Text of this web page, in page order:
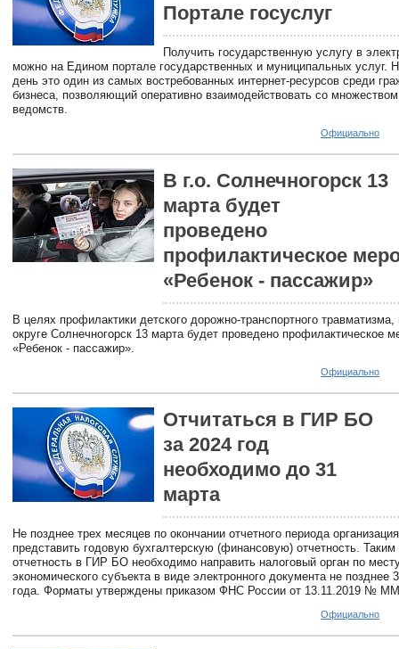
Портале госyслуг
Получить государственную услугу в
можно на Едином портале государственных и муниципальных услуг.
день это один из самых востребованных интернет-ресурсов среди
бизнеса, позволяющий оперативно взаимодействовать со
ведомств.
Официально
В г.о. Солнечногорск 13
марта будет
проведено
профилактическое
«Ребенок - пассажир»
В целях профилактики детского дорожно-транспортного травматизма,
округе Солнечногорск 13 марта будет проведено профилактическое
«Ребенок - пассажир».
Официально
Отчитаться в ГИР БО
за 2024 год
необходимо до 31
марта
Не позднее трех месяцев по окончании отчетного периода
представить годовую бухгалтерскую (финансовую) отчетность.
отчетность в ГИР БО необходимо направить налоговый орган по
экономического субъекта в виде электронного документа не позднее
года. Форматы утверждены приказом ФНС России от 13.11.2019 №
Официально